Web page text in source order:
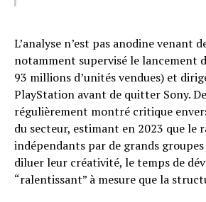
L’analyse n’est pas anodine venant
notamment supervisé le lancement
93 millions d’unités vendues) et
PlayStation avant de quitter Sony.
régulièrement montré critique
du secteur, estimant en 2023 que le
indépendants par de grands
diluer leur créativité, le temps de
“ralentissant” à mesure que la